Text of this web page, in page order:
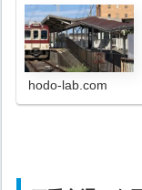
hodo-lab.com